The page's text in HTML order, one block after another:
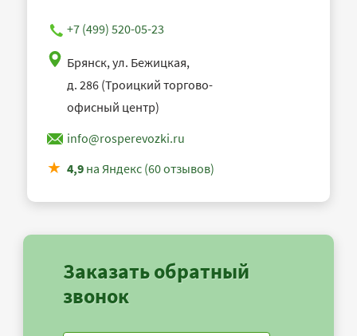
+7 (499) 520-05-23
Брянск, ул. Бежицкая,
д. 286 (Троицкий торгово-
офисный центр)
info@rosperevozki.ru
4,9 на Яндекс (60 отзывов)
Заказать обратный
звонок